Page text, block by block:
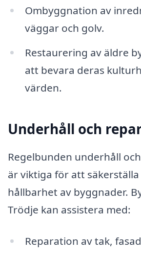
Ombyggnation av
väggar och golv.
Restaurering av äldre
att bevara deras
värden.
Underhåll och
Regelbunden underhåll
är viktiga för att
hållbarhet av byggnader.
Trödje kan assistera med:
Reparation av tak,